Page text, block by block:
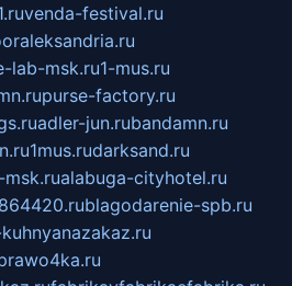
venda-festival.ru
lab-msk.ru1-mus.ru
purse-factory.ru
adler-jun.rubandamn.ru
1mus.rudarksand.ru
alabuga-cityhotel.ru
blagodarenie-spb.ru